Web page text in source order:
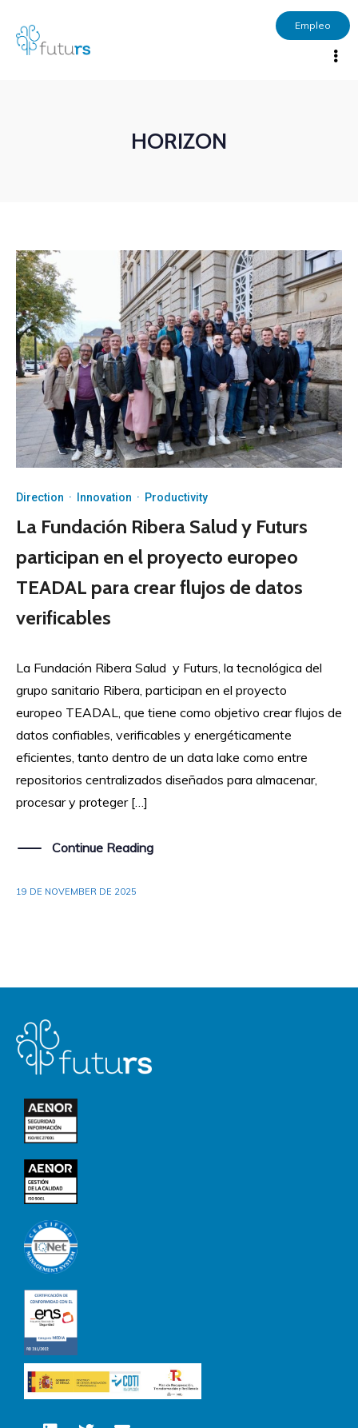
Empleo
HORIZON
Direction · Innovation · Productivity
La Fundación Ribera Salud y Futurs
participan en el proyecto europeo
TEADAL para crear flujos de datos
verificables
La Fundación Ribera Salud y Futurs, la tecnológica del
grupo sanitario Ribera, participan en el proyecto
europeo TEADAL, que tiene como objetivo crear flujos de
datos confiables, verificables y energéticamente
eficientes, tanto dentro de un data lake como entre
repositorios centralizados diseñados para almacenar,
procesar y proteger […]
Continue Reading
19 DE NOVEMBER DE 2025